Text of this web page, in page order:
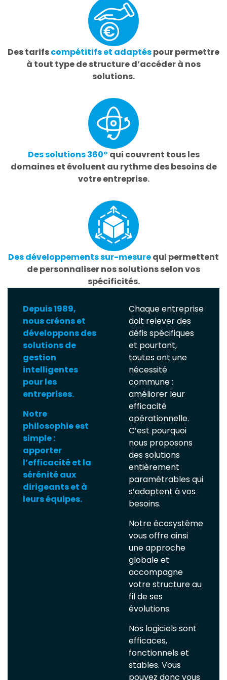
Des tarifscompétitifs et adaptéspour permettre
à tout type de structure d’accéder à nos
solutions.
Des solutions 360° qui couvrent tous les
domaines et évoluent au rythme des besoins de
votre entreprise.
Des développements sur-mesurequi permettent
de personnaliser nos solutions selon vos
spécificités.
Depuis 1989,
nous créons et
développons des
solutions de
gestion
intelligentes
pour les
entreprises.
Notre
philosophie est
simple :
apporter
l’efficacité et la
sérénité aux
dirigeants et à
leurs équipes.
Chaque entreprise
doit relever des
défis spécifiques
et pourtant,
toutes ont une
nécessité
commune :
améliorer leur
efficacité
opérationnelle.
C’est pourquoi
nous proposons
des solutions
entièrement
paramétrables qui
s’adaptent à vos
besoins.
Notre écosystème
vous offre ainsi
une approche
globale et
accompagne
votre structure au
fil de ses
évolutions.
Nos logiciels sont
efficaces,
fonctionnels et
stables. Vous
pouvez donc vous